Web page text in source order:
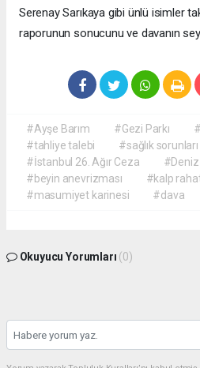
Serenay Sarıkaya gibi ünlü isimler
raporunun sonucunu ve davanın
#Ayşe Barım #Gezi Parkı
#tahliye talebi
#sağlık sorunları
#İstanbul 26. Ağır Ceza
#beyin anevrizması
#kalp
#masumiyet karinesi
#dava
Okuyucu Yorumları (0)